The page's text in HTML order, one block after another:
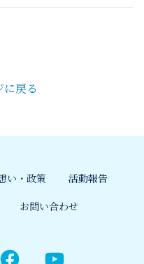
に戻る
い・政策
活動報告
お問い合わせ
FacebookYouTube